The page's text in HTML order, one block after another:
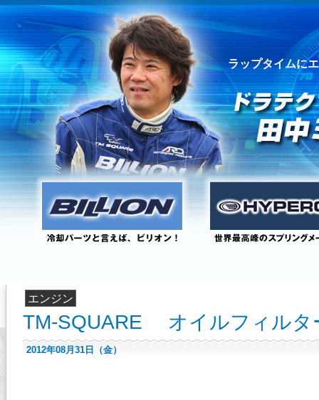
ラップタイムに
エンジン
TM-SQUARE オイルフィル
2012年08月31日（金）